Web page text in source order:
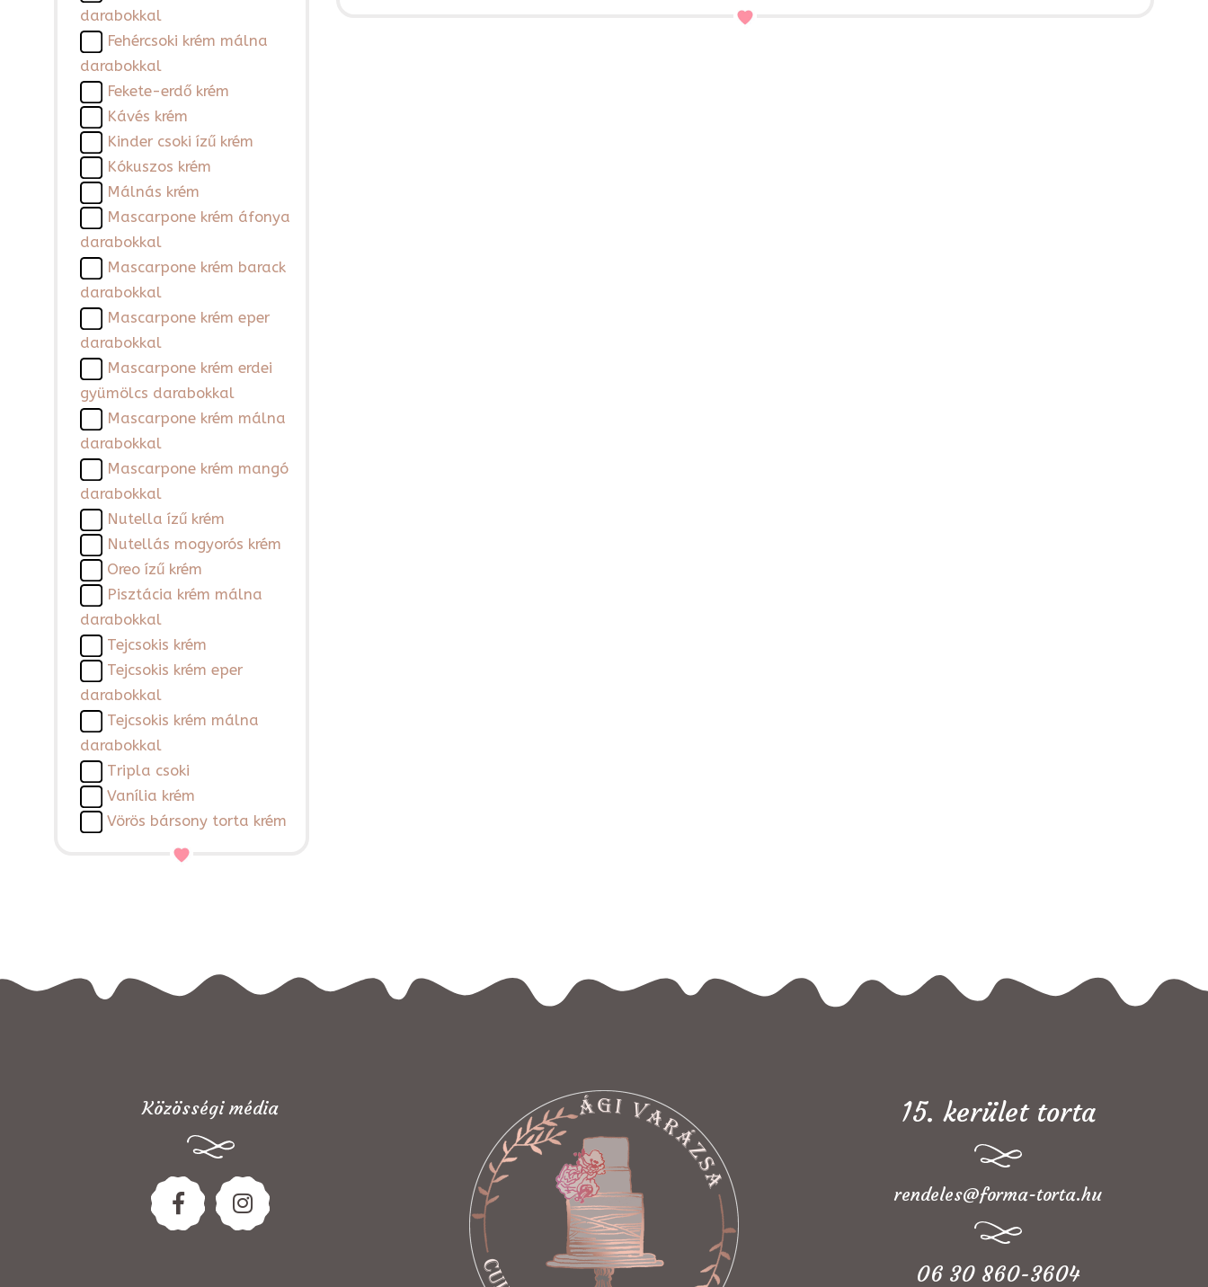
darabokkal
Fehércsoki krém málna
darabokkal
Fekete-erdő krém
Kávés krém
Kinder csoki ízű krém
Kókuszos krém
Málnás krém
Mascarpone krém áfonya
darabokkal
Mascarpone krém barack
darabokkal
Mascarpone krém eper
darabokkal
Mascarpone krém erdei
gyümölcs darabokkal
Mascarpone krém málna
darabokkal
Mascarpone krém mangó
darabokkal
Nutella ízű krém
Nutellás mogyorós krém
Oreo ízű krém
Pisztácia krém málna
darabokkal
Tejcsokis krém
Tejcsokis krém eper
darabokkal
Tejcsokis krém málna
darabokkal
Tripla csoki
Vanília krém
Vörös bársony torta krém
Közösségi média 15. kerület torta
rendeles@forma-torta.hu
06 30 860-3604